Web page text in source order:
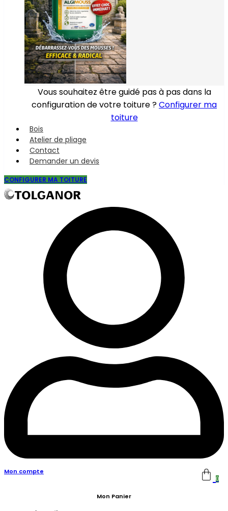
Vous souhaitez être guidé pas à pas dans la
configuration de votre toiture ?Configurer ma
toiture
Bois
Atelier de pliage
Contact
Demander un devis
CONFIGURER MA TOITURE
Mon compte
0
Mon Panier